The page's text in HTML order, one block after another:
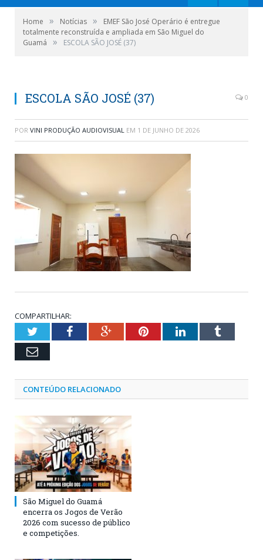
Home » Notícias »
EMEF São José Operário é entregue
totalmente reconstruída e ampliada em São Miguel do
Guamá
» ESCOLA SÃO JOSÉ (37)
ESCOLA SÃO JOSÉ (37) 0
POR VINI PRODUÇÃO AUDIOVISUAL EM 1 DE JUNHO DE 2026
COMPARTILHAR:
TwitterFacebookGoogle+PinterestLinkedInTumblr
Email
CONTEÚDO RELACIONADO
São Miguel do Guamá
encerra os Jogos de Verão
2026 com sucesso de público
e competições.